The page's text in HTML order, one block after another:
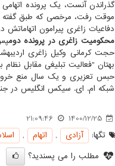
دفاعیات زاغری پیرامون اتهاماتش در خصوص فعالیت
محکومیت زاغری در پرونده دوم
حجت کرمانی وکیل زاغری
حبس تعزیری و یک سال منع
شبکه ام. ای. سیکس انگلیس در جنوب غربی آسیا و
1400/12/25
21:09:46
تگها:
آزادی , اتهام ,
مطلب را می پسندید؟